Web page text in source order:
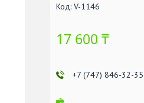
Код: V-1146
17 600 ₸
+7 (747) 846-32-35